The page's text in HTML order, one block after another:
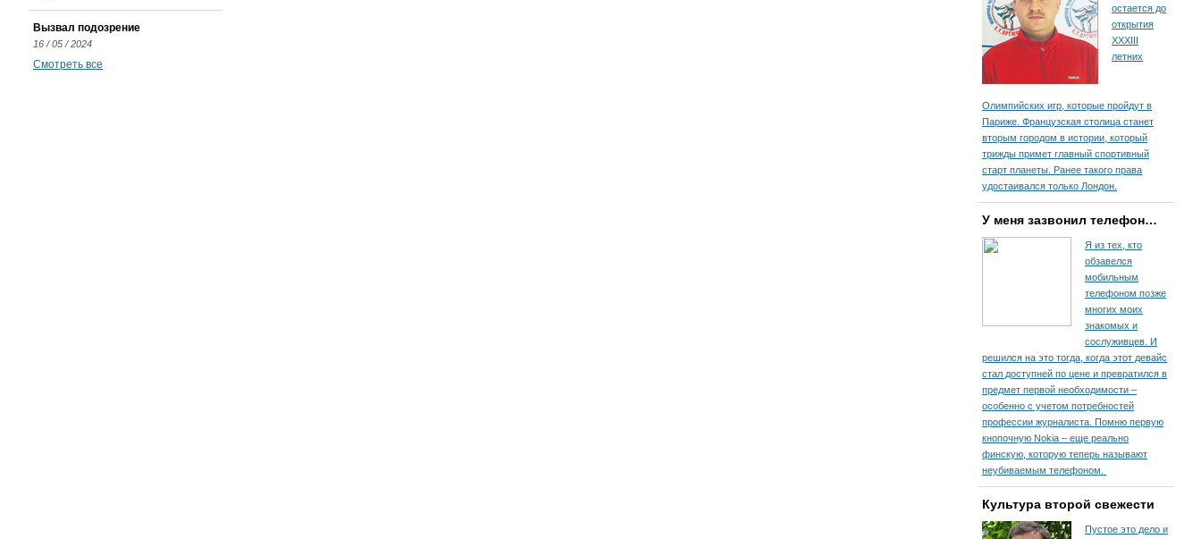
Вызвал подозрение
16 / 05 / 2024
Смотреть все
остается до
открытия
XXXIII
летних
Олимпийских игр, которые пройдут в
Париже. Французская столица станет
вторым городом в истории, который
трижды примет главный спортивный
старт планеты. Ранее такого права
удостаивался только Лондон.
У меня зазвонил телефон…
Я из тех, кто
обзавелся
мобильным
телефоном позже
многих моих
знакомых и
сослуживцев. И
решился на это тогда, когда этот девайс
стал доступней по цене и превратился в
предмет первой необходимости –
особенно с учетом потребностей
профессии журналиста. Помню первую
кнопочную Nokia – еще реально
финскую, которую теперь называют
неубиваемым телефоном.
Культура второй свежести
Пустое это дело и